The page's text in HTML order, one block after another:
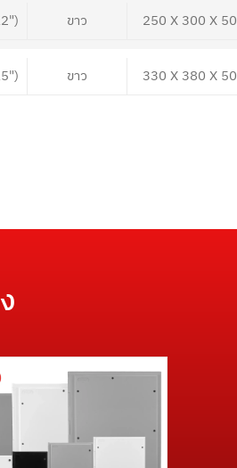
ขาว 250 X 300 X 50
ขาว 330 X 380 X 50